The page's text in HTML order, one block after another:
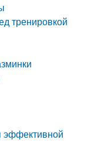
тренировкой
эффективной